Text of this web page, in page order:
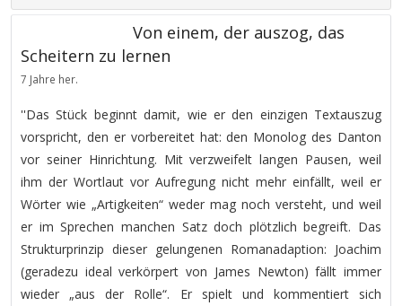
Von einem, der auszog, das
Scheitern zu lernen
7 Jahre her.
''Das Stück beginnt damit, wie er den einzigen Textauszug
vorspricht, den er vorbereitet hat: den Monolog des Danton
vor seiner Hinrichtung. Mit verzweifelt langen Pausen, weil
ihm der Wortlaut vor Aufregung nicht mehr einfällt, weil er
Wörter wie „Artigkeiten“ weder mag noch versteht, und weil
er im Sprechen manchen Satz doch plötzlich begreift. Das
Strukturprinzip dieser gelungenen Romanadaption: Joachim
(geradezu ideal verkörpert von James Newton) fällt immer
wieder „aus der Rolle“. Er spielt und kommentiert sich